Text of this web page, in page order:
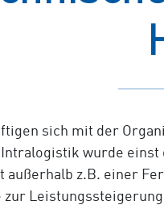
sich mit der
wurde
außerhalb z.B. einer
zur